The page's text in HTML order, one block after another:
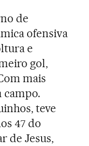
de
ofensiva
e
gol,
mais
campo.
teve
47 do
de Jesus,